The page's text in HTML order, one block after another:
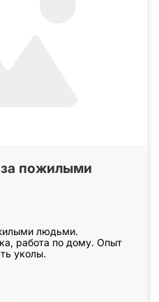
пожилыми
людьми.
работа по дому. Опыт
уколы.